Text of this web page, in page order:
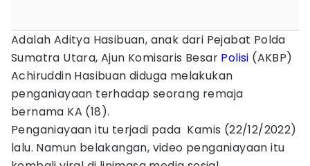
Adalah Aditya Hasibuan, anak dari Pejabat Polda
Sumatra Utara, Ajun Komisaris Besar Polisi (AKBP)
Achiruddin Hasibuan diduga melakukan
penganiayaan terhadap seorang remaja
bernama KA (18).
Penganiayaan itu terjadi pada Kamis (22/12/2022)
lalu. Namun belakangan, video penganiayaan itu